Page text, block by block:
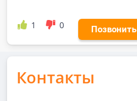
1 0 Позвонить
Контакты